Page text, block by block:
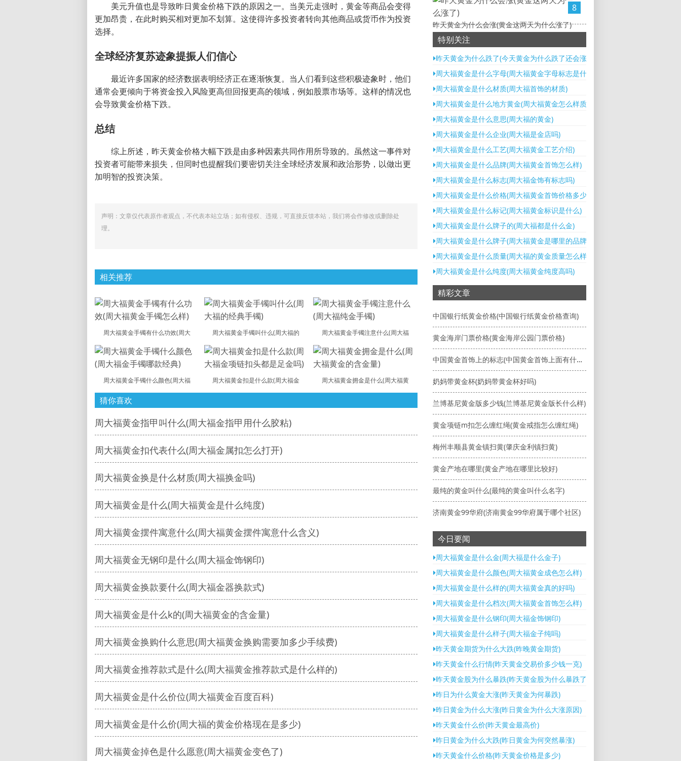
美元升值也是导致昨日黄金价格下跌的原因之一。当美元走强时，黄金等商品会变得
更加昂贵，在此时购买相对更加不划算。这使得许多投资者转向其他商品或货币作为投资
选择。
全球经济复苏迹象提振人们信心
最近许多国家的经济数据表明经济正在逐渐恢复。当人们看到这些积极迹象时，他们
通常会更倾向于将资金投入风险更高但回报更高的领域，例如股票市场等。这样的情况也
会导致黄金价格下跌。
总结
综上所述，昨天黄金价格大幅下跌是由多种因素共同作用所导致的。虽然这一事件对
投资者可能带来损失，但同时也提醒我们要密切关注全球经济发展和政治形势，以做出更
加明智的投资决策。
声明：文章仅代表原作者观点，不代表本站立场；如有侵权、违规，可直接反馈本站，我们将会作修改或删除处
理。
相关推荐
周大福黄金手镯有什么功效(周大 周大福黄金手镯叫什么(周大福的 周大福黄金手镯注意什么(周大福
周大福黄金手镯什么颜色(周大福 周大福黄金扣是什么款(周大福金 周大福黄金拥金是什么(周大福黄
猜你喜欢
周大福黄金指甲叫什么(周大福金指甲用什么胶粘)
周大福黄金扣代表什么(周大福金属扣怎么打开)
周大福黄金换是什么材质(周大福换金吗)
周大福黄金是什么(周大福黄金是什么纯度)
周大福黄金摆件寓意什么(周大福黄金摆件寓意什么含义)
周大福黄金无钢印是什么(周大福金饰钢印)
周大福黄金换款要什么(周大福金器换款式)
周大福黄金是什么k的(周大福黄金的含金量)
周大福黄金换购什么意思(周大福黄金换购需要加多少手续费)
周大福黄金推荐款式是什么(周大福黄金推荐款式是什么样的)
周大福黄金是什么价位(周大福黄金百度百科)
周大福黄金是什么价(周大福的黄金价格现在是多少)
周大福黄金掉色是什么愿意(周大福黄金变色了)
8
昨天黄金为什么会涨(黄金这两天为什么涨了)
特别关注
昨天黄金为什么跌了(今天黄金为什么跌了还会涨)
周大福黄金是什么字母(周大福黄金字母标志是什么)
周大福黄金是什么材质(周大福首饰的材质)
周大福黄金是什么地方黄金(周大福黄金怎么样质量好吗)
周大福黄金是什么意思(周大福的黄金)
周大福黄金是什么企业(周大福是金店吗)
周大福黄金是什么工艺(周大福黄金工艺介绍)
周大福黄金是什么品牌(周大福黄金首饰怎么样)
周大福黄金是什么标志(周大福金饰有标志吗)
周大福黄金是什么价格(周大福黄金首饰价格多少钱一克)
周大福黄金是什么标记(周大福黄金标识是什么)
周大福黄金是什么牌子的(周大福都是什么金)
周大福黄金是什么牌子(周大福黄金是哪里的品牌)
周大福黄金是什么质量(周大福的黄金质量怎么样)
周大福黄金是什么纯度(周大福黄金纯度高吗)
精彩文章
中国银行纸黄金价格(中国银行纸黄金价格查询)
黄金海岸门票价格(黄金海岸公园门票价格)
中国黄金首饰上的标志(中国黄金首饰上面有什么标志)
奶妈带黄金杯(奶妈带黄金杯好吗)
兰博基尼黄金版多少钱(兰博基尼黄金版长什么样)
黄金项链m扣怎么缠红绳(黄金戒指怎么缠红绳)
梅州丰顺县黄金镇扫黄(肇庆金利镇扫黄)
黄金产地在哪里(黄金产地在哪里比较好)
最纯的黄金叫什么(最纯的黄金叫什么名字)
济南黄金99华府(济南黄金99华府属于哪个社区)
今日要闻
周大福黄金是什么金(周大福是什么金子)
周大福黄金是什么颜色(周大福黄金成色怎么样)
周大福黄金是什么样的(周大福黄金真的好吗)
周大福黄金是什么档次(周大福黄金首饰怎么样)
周大福黄金是什么钢印(周大福金饰钢印)
周大福黄金是什么样子(周大福金子纯吗)
昨天黄金期货为什么大跌(昨晚黄金期货)
昨天黄金什么行情(昨天黄金交易价多少钱一克)
昨天黄金股为什么暴跌(昨天黄金股为什么暴跌了)
昨日为什么黄金大涨(昨天黄金为何暴跌)
昨日黄金为什么大涨(昨日黄金为什么大涨原因)
昨天黄金什么价(昨天黄金最高价)
昨日黄金为什么大跌(昨日黄金为何突然暴涨)
昨天黄金什么价格(昨天黄金价格是多少)